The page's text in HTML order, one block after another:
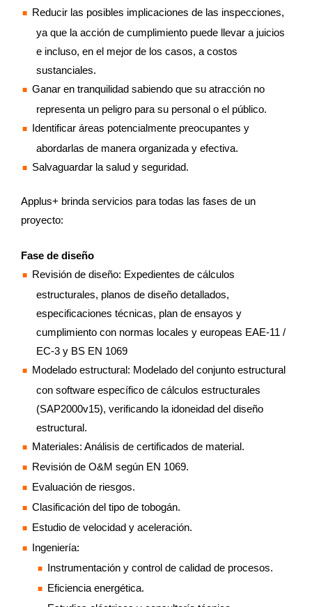
Reducir las posibles implicaciones de las inspecciones,
ya que la acción de cumplimiento puede llevar a juicios
e incluso, en el mejor de los casos, a costos
sustanciales.
Ganar en tranquilidad sabiendo que su atracción no
representa un peligro para su personal o el público.
Identificar áreas potencialmente preocupantes y
abordarlas de manera organizada y efectiva.
Salvaguardar la salud y seguridad.
Applus+ brinda servicios para todas las fases de un
proyecto:
Fase de diseño
Revisión de diseño: Expedientes de cálculos
estructurales, planos de diseño detallados,
especificaciones técnicas, plan de ensayos y
cumplimiento con normas locales y europeas EAE-11 /
EC-3 y BS EN 1069
Modelado estructural: Modelado del conjunto estructural
con software específico de cálculos estructurales
(SAP2000v15), verificando la idoneidad del diseño
estructural.
Materiales: Análisis de certificados de material.
Revisión de O&M según EN 1069.
Evaluación de riesgos.
Clasificación del tipo de tobogán.
Estudio de velocidad y aceleración.
Ingeniería:
Instrumentación y control de calidad de procesos.
Eficiencia energética.